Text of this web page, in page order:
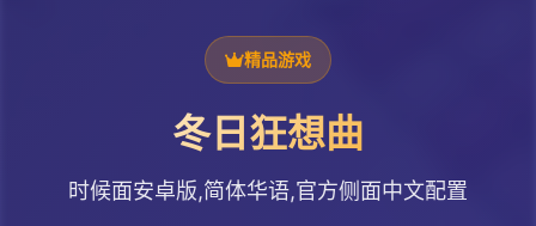
精品游戏
冬日狂想曲
时候面安卓版,简体华语,官方侧面中文配置